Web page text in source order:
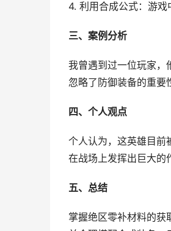
4. 利用合成公式：游戏
三、案例分析
我曾遇到过一位玩家，
忽略了防御装备的重要
四、个人观点
个人认为，这英雄目前
在战场上发挥出巨大的
五、总结
掌握绝区零补材料的获